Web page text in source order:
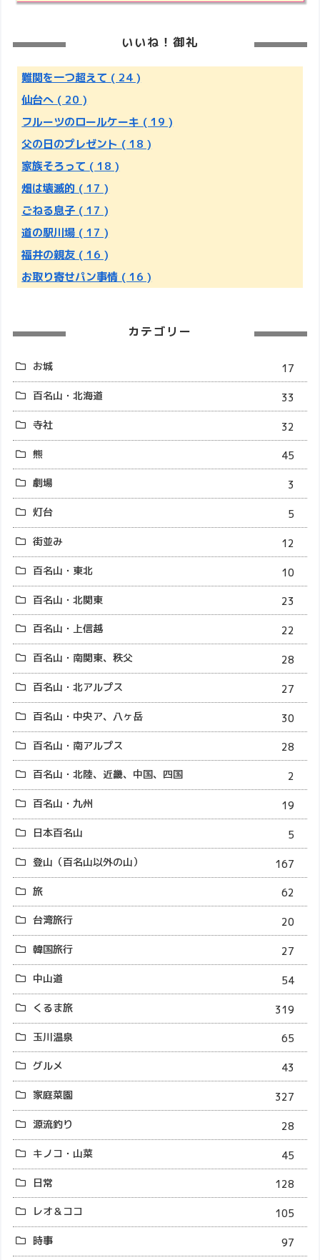
いいね！御礼
難関を一つ超えて ( 24 )
仙台へ ( 20 )
フルーツのロールケーキ ( 19 )
父の日のプレゼント ( 18 )
家族そろって ( 18 )
畑は壊滅的 ( 17 )
ごねる息子 ( 17 )
道の駅川場 ( 17 )
福井の親友 ( 16 )
お取り寄せパン事情 ( 16 )
カテゴリー
お城
17
百名山・北海道
33
寺社
32
熊
45
劇場
3
灯台
5
街並み
12
百名山・東北
10
百名山・北関東
23
百名山・上信越
22
百名山・南関東、秩父
28
百名山・北アルプス
27
百名山・中央ア、八ヶ岳
30
百名山・南アルプス
28
百名山・北陸、近畿、中国、四国
2
百名山・九州
19
日本百名山
5
登山（百名山以外の山）
167
旅
62
台湾旅行
20
韓国旅行
27
中山道
54
くるま旅
319
玉川温泉
65
グルメ
43
家庭菜園
327
源流釣り
28
キノコ・山菜
45
日常
128
レオ＆ココ
105
時事
97